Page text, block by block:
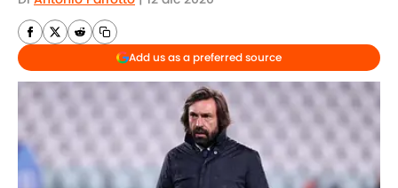
Add us as a preferred source